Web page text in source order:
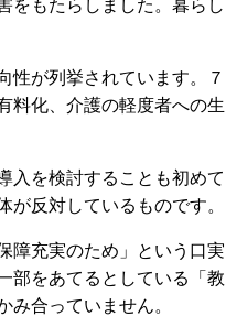
をもたらしました。暮らし
が列挙されています。７
料化、介護の軽度者への生
入を検討することも初めて
反対しているものです。
障充実のため」という口実
部をあてるとしている「教
合っていません。